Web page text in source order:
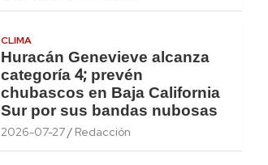
CLIMA
Huracán Genevieve alcanza
categoría 4; prevén
chubascos en Baja California
Sur por sus bandas nubosas
2026-07-27 Redacción